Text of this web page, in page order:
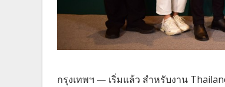
กรุงเทพฯ — เริ่มแล้ว สำหรับงาน